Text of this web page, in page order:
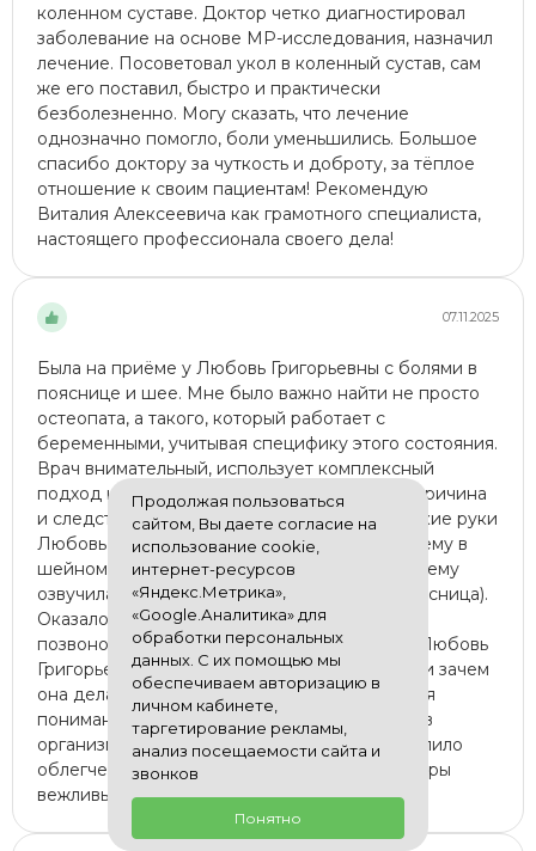
коленном суставе. Доктор четко диагностировал
заболевание на основе МР-исследования, назначил
лечение. Посоветовал укол​ в коленный сустав, сам
же его поставил, быстро и практически
безболезненно. Могу сказать, что лечение
однозначно помогло, боли уменьшились. Большое
спасибо доктору за чуткость и доброту, за тёплое
отношение к своим пациентам! Рекомендую
Виталия Алексеевича как грамотного специалиста,
настоящего профессионала своего дела!
07.11.2025
Была на приёме у Любовь Григорьевны с болями в
пояснице и шее. Мне было важно найти не просто
остеопата, а такого, который работает с
беременными, учитывая специфику этого состояния.
Врач внимательный, использует комплексный
подход ко всему телу и организму. Иногда причина
и следствие пациенту не очевидны. Так, чуткие руки
Любовь Григорьевны сразу нащупали проблему в
шейном отделе ещё до того, как я эту проблему
озвучила (беспокоила в первую очередь поясница).
Оказалось, что корень проблемы не внизу
позвоночника, а вверху. Все свои действия Любовь
Григорьевна комментировала, объясняя, что и зачем
она делает. Мне, как пациенту, это важно для
понимания процессов, которые происходят в
организме. Уже после первого сеанса наступило
облегчение. В клинике уютно, администраторы
вежливые
Продолжая пользоваться
сайтом, Вы даете согласие на
использование cookie,
интернет-ресурсов
«Яндекс.Метрика»,
«Google.Аналитика» для
обработки персональных
данных. С их помощью мы
обеспечиваем авторизацию в
личном кабинете,
таргетирование рекламы,
анализ посещаемости сайта и
звонков
Понятно